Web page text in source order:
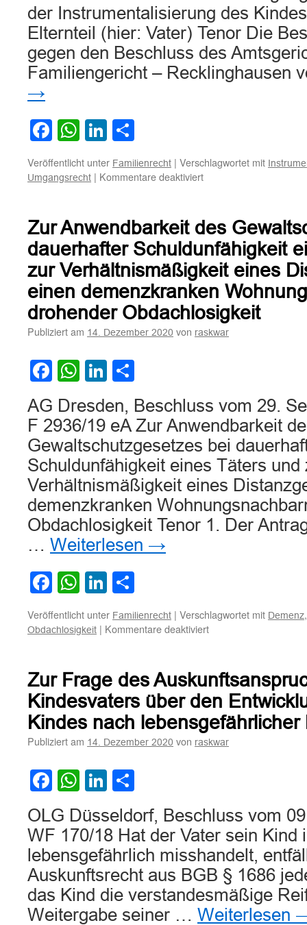
der Instrumentalisierung des
Elternteil (hier: Vater) Tenor Die
gegen den Beschluss des
Familiengericht –
→
Facebook
WhatsApp
LinkedIn
Veröffentlicht unter Familienrecht | Verschlagwortet mit
Umgangsrecht | Kommentare deaktiviertfür
des
Umgangsrechts
aufgrund
der
Instrumentalisierung
des
Kindes
durch
einen
Elternteil
Zur Anwendbarkeit des
dauerhafter Schuldunfähigkeit
zur Verhältnismäßigkeit eines
einen demenzkranken
drohender Obdachlosigkeit
Publiziert am 14. Dezember 2020 von raskwar
Facebook
WhatsApp
LinkedIn
AG Dresden, Beschluss vom 29.
F 2936/19 eA Zur Anwendbarkeit
Gewaltschutzgesetzes bei
Schuldunfähigkeit eines Täters und
Verhältnismäßigkeit eines
demenzkranken
Obdachlosigkeit Tenor 1. Der
… Weiterlesen →
Facebook
WhatsApp
LinkedIn
Veröffentlicht unter Familienrecht | Verschlagwortet mit Demenz
Obdachlosigkeit | Kommentare deaktiviertfür
des
Gewaltschutzgesetzes
bei
dauerhafter
Schuldunfähigkeit
eines
Täters
eines
Distanzgebots
für
demenzkranken
Wohnungsnachbarn
bei
drohender
Obdachlosigkeit
Zur Frage des
Kindesvaters über den
Kindes nach
Publiziert am 14. Dezember 2020 von raskwar
Facebook
WhatsApp
LinkedIn
OLG Düsseldorf, Beschluss vom
WF 170/18 Hat der Vater sein Kind
lebensgefährlich misshandelt,
Auskunftsrecht aus BGB § 1686
das Kind die verstandesmäßige
Weitergabe seiner … Weiterlesen